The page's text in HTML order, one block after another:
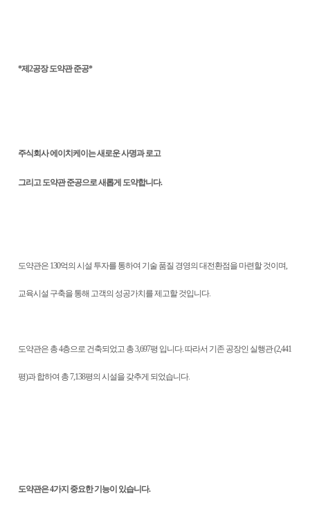
*제2공장 도약관 준공*
주식회사 에이치케이는 새로운 사명과 로고
그리고 도약관 준공으로 새롭게 도약합니다.
도약관은 130억의 시설 투자를 통하여 기술 품질 경영의 대전환점을 마련할 것이며,
교육시설 구축을 통해 고객의 성공가치를 제고할 것입니다.
도약관은 총 4층으로 건축되었고 총 3,697평 입니다. 따라서 기존 공장인 실행관 (2,441
평)과 합하여 총 7,138평의 시설을 갖추게 되었습니다.
도약관은 4가지 중요한 기능이 있습니다.